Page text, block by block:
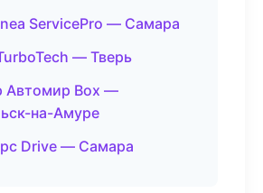
ServicePro — Самара
— Тверь
Автомир Box —
на-Амуре
Drive — Самара